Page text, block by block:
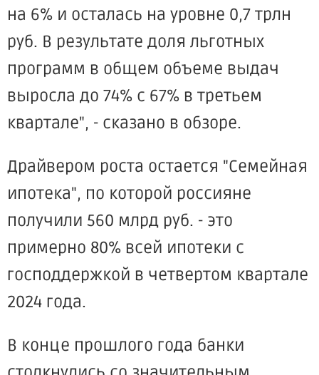
на 6% и осталась на уровне 0,7 трлн
руб. В результате доля льготных
программ в общем объеме выдач
выросла до 74% с 67% в третьем
квартале", - сказано в обзоре.
Драйвером роста остается "Семейная
ипотека", по которой россияне
получили 560 млрд руб. - это
примерно 80% всей ипотеки с
господдержкой в четвертом квартале
2024 года.
В конце прошлого года банки